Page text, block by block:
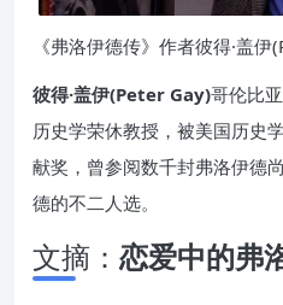
《弗洛伊德传》作者彼得·盖伊
彼得·盖伊(Peter Gay)哥伦比
历史学荣休教授，被美国历史
献奖，曾参阅数千封弗洛伊德
德的不二人选。
文摘： 恋爱中的弗